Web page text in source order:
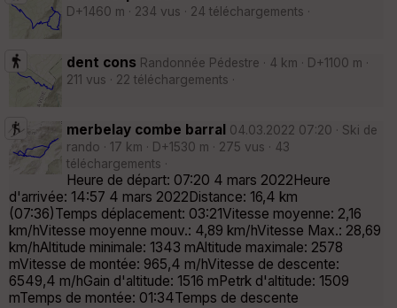
D+1460 m · 234 vus · 24 téléchargements ·
dent cons Randonnée Pédestre · 4 km · D+1100 m ·
211 vus · 22 téléchargements ·
merbelay combe barral
04.03.2022 07:20 · Ski de
rando · 17 km · D+1530 m · 275 vus · 43
téléchargements ·
Heure de départ: 07:20 4 mars 2022Heure
d'arrivée: 14:57 4 mars 2022Distance: 16,4 km
(07:36)Temps déplacement: 03:21Vitesse moyenne: 2,16
km/hVitesse moyenne mouv.: 4,89 km/hVitesse Max.: 28,69
km/hAltitude minimale: 1343 mAltitude maximale: 2578
mVitesse de montée: 965,4 m/hVitesse de descente:
6549,4 m/hGain d'altitude: 1516 mPetrk d'altitude: 1509
mTemps de montée: 01:34Temps de descente